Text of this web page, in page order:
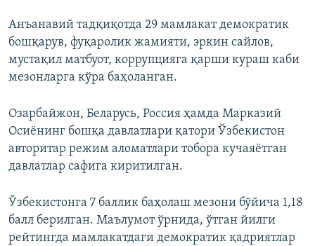
Анъанавий тадқиқотда 29 мамлакат демократик
бошқарув, фуқаролик жамияти, эркин сайлов,
мустақил матбуот, коррупцияга қарши кураш каби
мезонларга кўра баҳоланган.
Озарбайжон, Беларусь, Россия ҳамда Марказий
Осиёнинг бошқа давлатлари қатори Ўзбекистон
авторитар режим аломатлари тобора кучаяётган
давлатлар сафига киритилган.
Ўзбекистонга 7 баллик баҳолаш мезони бўйича 1,18
балл берилган. Маълумот ўрнида, ўтган йилги
рейтингда мамлакатдаги демократик қадриятлар